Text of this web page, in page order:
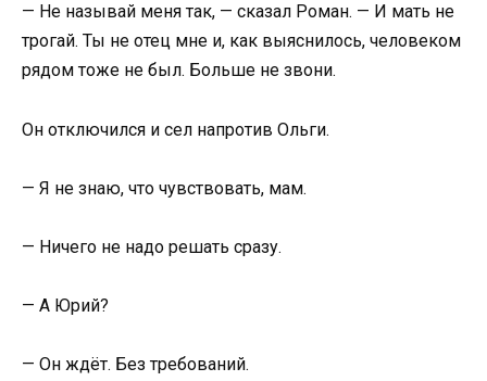
— Не называй меня так, — сказал Роман. — И мать не
трогай. Ты не отец мне и, как выяснилось, человеком
рядом тоже не был. Больше не звони.
Он отключился и сел напротив Ольги.
— Я не знаю, что чувствовать, мам.
— Ничего не надо решать сразу.
— А Юрий?
— Он ждёт. Без требований.